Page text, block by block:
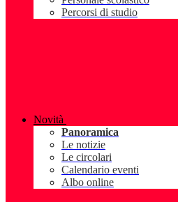
Percorsi di studio
Novità
Panoramica
Le notizie
Le circolari
Calendario eventi
Albo online